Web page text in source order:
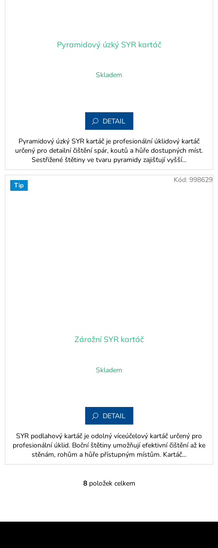
Pyramidový úzký SYR kartáč
Skladem
DETAIL
Pyramidový úzký SYR kartáč je profesionální úklidový kartáč
určený pro detailní čištění spár, koutů a hůře dostupných míst.
Sestřižené štětiny ve tvaru pyramidy zajišťují vyšší...
Tip
Zárožní SYR kartáč
Skladem
DETAIL
SYR podlahový kartáč je odolný víceúčelový kartáč určený pro
profesionální úklid. Boční štětiny umožňují efektivní čištění až ke
stěnám, rohům a hůře přístupným místům. Kartáč...
Kód: 998629
O
d
8položek celkem